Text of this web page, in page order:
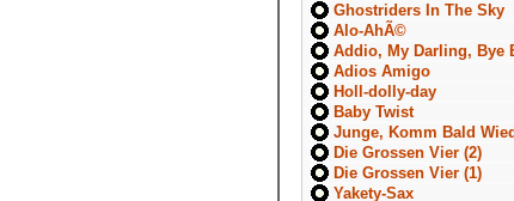
Ghostriders In The Sky
Alo-AhÃ©
Addio, My Darling, Bye
Adios Amigo
Holl-dolly-day
Baby Twist
Junge, Komm Bald
Die Grossen Vier (2)
Die Grossen Vier (1)
Yakety-Sax